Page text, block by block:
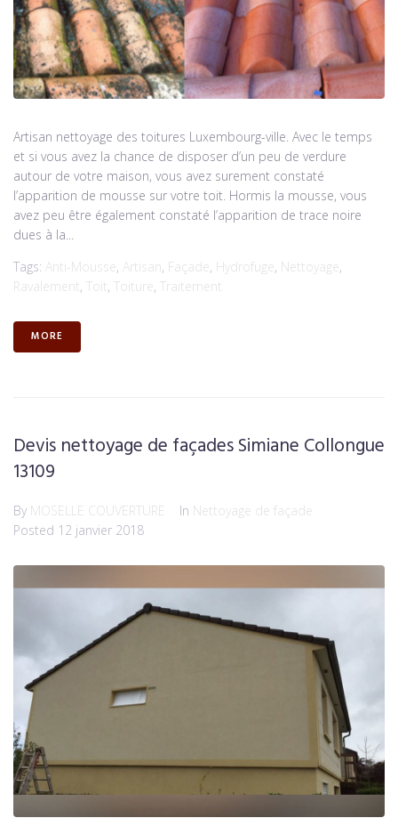
Artisan nettoyage des toitures Luxembourg-ville. Avec le temps
et si vous avez la chance de disposer d’un peu de verdure
autour de votre maison, vous avez surement constaté
l’apparition de mousse sur votre toit. Hormis la mousse, vous
avez peu être également constaté l’apparition de trace noire
dues à la...
Tags: Anti-Mousse, Artisan, Façade, Hydrofuge, Nettoyage,
Ravalement, Toit, Toiture, Traitement
MORE
Devis nettoyage de façades Simiane Collongue
13109
By MOSELLE COUVERTURE In Nettoyage de façade
Posted 12 janvier 2018